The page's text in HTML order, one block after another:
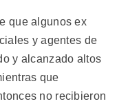
que algunos ex
y agentes de
y alcanzado altos
que
no recibieron